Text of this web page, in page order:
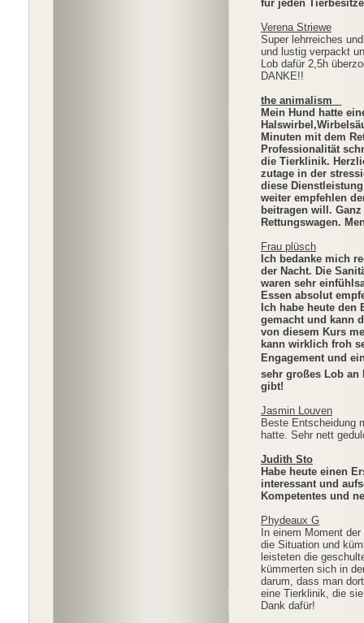
für jeden
Verena Striewe
Super lehrreiches
und lustig verpackt
Lob dafür 2,5h
DANKE!!
the animalism _
Mein Hund hatte
Minuten mit dem
Professionalität
die Tierklinik.
zutage in der
diese
weiter empfehlen
beitragen will.
Rettungswagen.
Frau plüsch
Ich bedanke mich
der Nacht. Die
waren sehr
Essen absolut
Ich habe heute den
gemacht und kann
von diesem Kurs
kann wirklich froh
Engagement und
sehr großes Lob an
gibt!
Jasmin Louven
Beste Entscheidung
hatte. Sehr nett
Judith Sto
Habe heute einen
interessant und
Kompetentes und
Phydeaux G
In einem Moment
die Situation und
leisteten die
kümmerten sich in
darum, dass man
eine Tierklinik, die
Dank dafür!